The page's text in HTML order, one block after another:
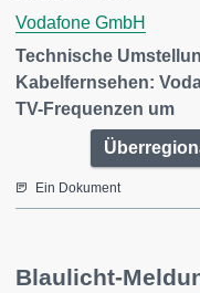
Vodafone GmbH
Technische
Kabelfernsehen:
TV-Frequenzen um
Ein Dokument
Blaulicht-